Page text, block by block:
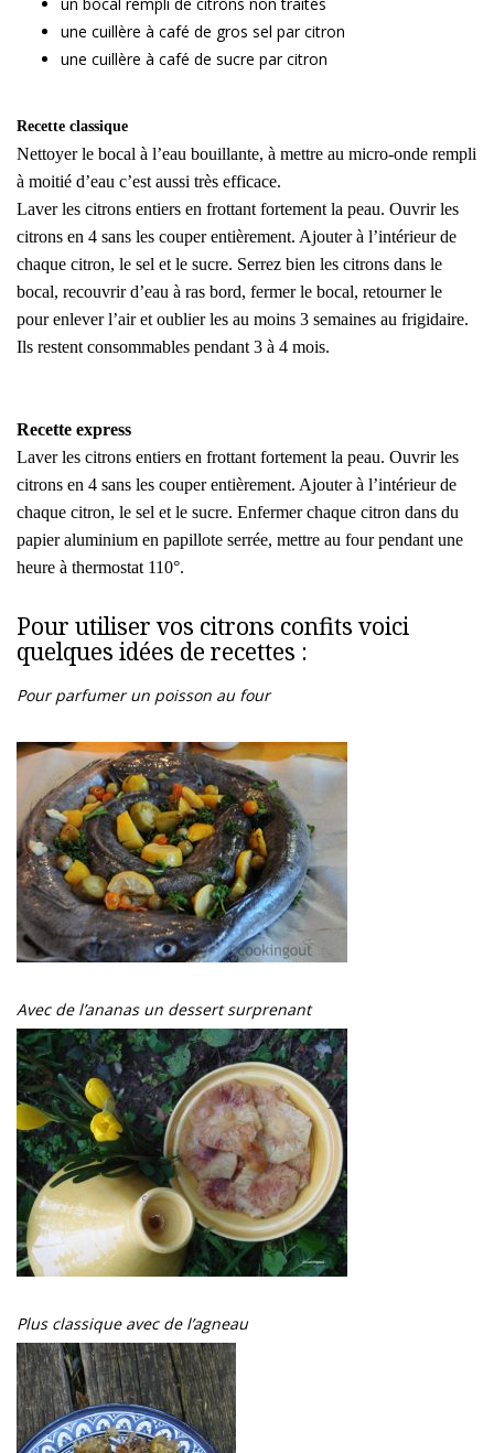
un bocal rempli de citrons non traités
une cuillère à café de gros sel par citron
une cuillère à café de sucre par citron
Recette classique
Nettoyer le bocal à l’eau bouillante, à mettre au micro-onde rempli
à moitié d’eau c’est aussi très efficace.
Laver les citrons entiers en frottant fortement la peau. Ouvrir les
citrons en 4 sans les couper entièrement. Ajouter à l’intérieur de
chaque citron, le sel et le sucre. Serrez bien les citrons dans le
bocal, recouvrir d’eau à ras bord, fermer le bocal, retourner le
pour enlever l’air et oublier les au moins 3 semaines au frigidaire.
Ils restent consommables pendant 3 à 4 mois.
Recette express
Laver les citrons entiers en frottant fortement la peau. Ouvrir les
citrons en 4 sans les couper entièrement. Ajouter à l’intérieur de
chaque citron, le sel et le sucre. Enfermer chaque citron dans du
papier aluminium en papillote serrée, mettre au four pendant une
heure à thermostat 110°.
Pour utiliser vos citrons confits voici
quelques idées de recettes :
Pour parfumer un poisson au four
Avec de l’ananas un dessert surprenant
Plus classique avec de l’agneau